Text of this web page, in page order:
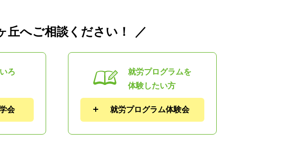
丘へご相談ください！
ろ
会
就労プログラムを
体験したい方
就労プログラム体験会